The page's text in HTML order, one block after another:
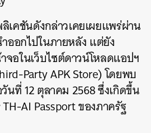
เคชันดังกล่าวเคยเผยแพร่ผ่าน
ออกไปในภายหลัง แต่ยัง
อในเว็บไซต์ดาวน์โหลดแอปฯ
Party APK Store) โดยพบ
นที่ 12 ตุลาคม 2568 ซึ่งเกิดขึ้น
AI Passport ของภาครัฐ